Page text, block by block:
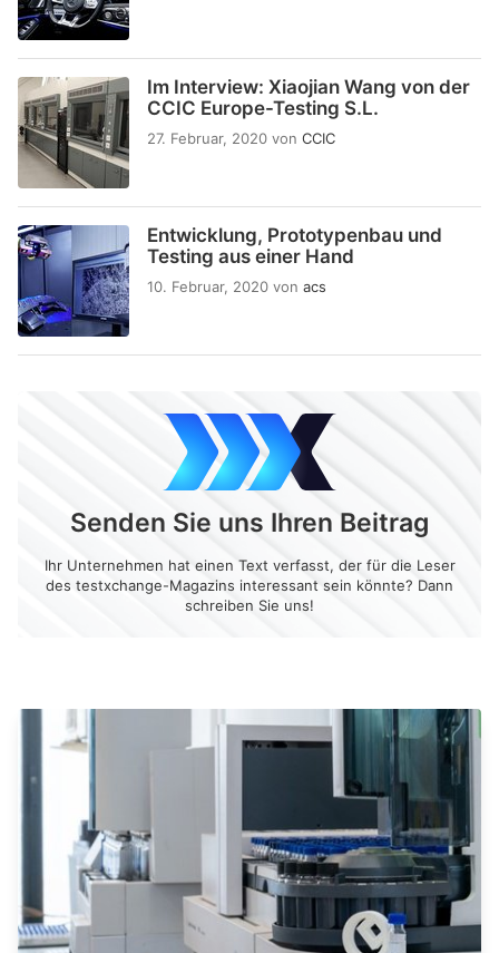
Im Interview: Xiaojian Wang von der
CCIC Europe-Testing S.L.
27. Februar, 2020 von CCIC
Entwicklung, Prototypenbau und
Testing aus einer Hand
10. Februar, 2020 von acs
Senden Sie uns Ihren Beitrag
Ihr Unternehmen hat einen Text verfasst, der für die Leser
des testxchange-Magazins interessant sein könnte? Dann
schreiben Sie uns!